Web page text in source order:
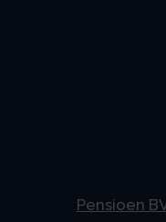
Pensioen